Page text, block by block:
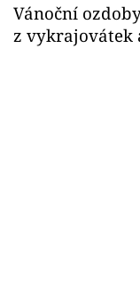
Vánoční
z vykrajovátek